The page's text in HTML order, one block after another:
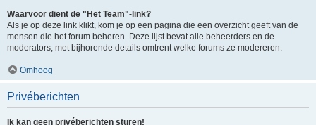
Waarvoor dient de "Het Team"-link?
Als je op deze link klikt, kom je op een pagina die een overzicht geeft van de
mensen die het forum beheren. Deze lijst bevat alle beheerders en de
moderators, met bijhorende details omtrent welke forums ze modereren.
Omhoog
Privéberichten
Ik kan geen privéberichten sturen!